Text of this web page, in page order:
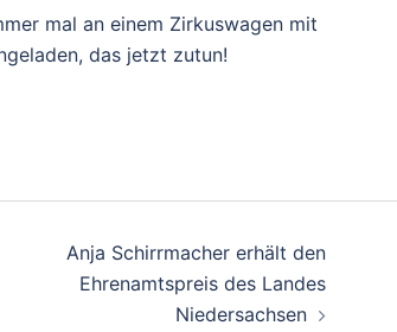
mal an einem Zirkuswagen mit
das jetzt zutun!
Anja Schirrmacher erhält den
Ehrenamtspreis des Landes
Niedersachsen